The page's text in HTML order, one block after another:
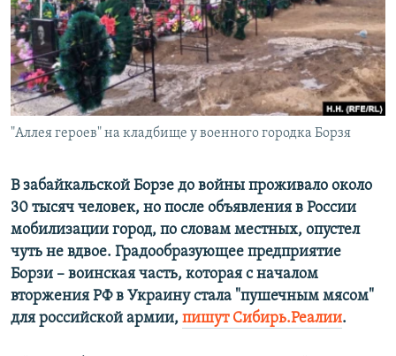
ПОБЕДИТЕЛЕЙ НЕ СУДЯТ?
КРЫМ.НЕПОКОРЕННЫЙ
ELIFBE
УКРАИНСКАЯ ПРОБЛЕМА КРЫМА
ПРИСОЕДИНЯЙТЕСЬ!
Все сайты RFE/RL
"Аллея героев" на кладбище у военного городка Борзя
В забайкальской Борзе до войны проживало около
30 тысяч человек, но после объявления в России
мобилизации город, по словам местных, опустел
чуть не вдвое. Градообразующее предприятие
Борзи – воинская часть, которая с началом
вторжения РФ в Украину стала "пушечным мясом"
для российской армии, пишут Сибирь.Реалии.